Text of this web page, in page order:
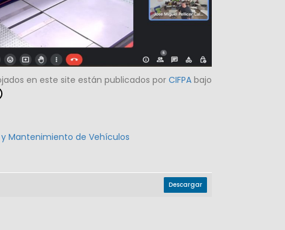
en este site están publicados por CIFPAbajo
Mantenimiento de Vehículos
Descargar